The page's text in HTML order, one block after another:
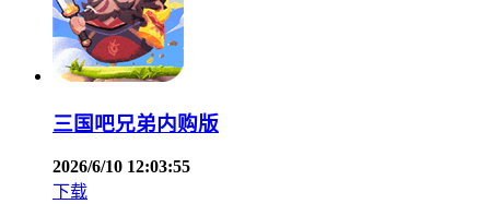
三国吧兄弟内购版
2026/6/10 12:03:55
下载